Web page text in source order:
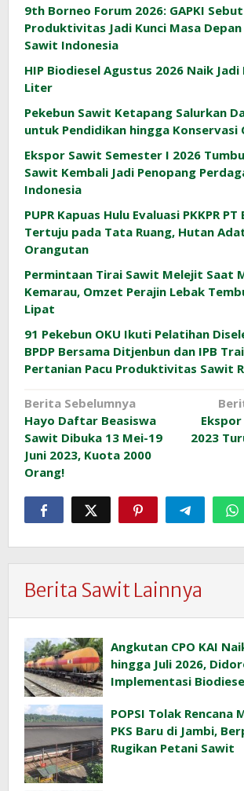
9th Borneo Forum 2026: GAPKI
Produktivitas Jadi Kunci Masa
Sawit Indonesia
HIP Biodiesel Agustus 2026 Naik Jadi
Liter
Pekebun Sawit Ketapang Salurkan
untuk Pendidikan hingga Konservasi
Ekspor Sawit Semester I 2026
Sawit Kembali Jadi Penopang
Indonesia
PUPR Kapuas Hulu Evaluasi PKKPR
Tertuju pada Tata Ruang, Hutan
Orangutan
Permintaan Tirai Sawit Melejit Saat
Kemarau, Omzet Perajin Lebak
Lipat
91 Pekebun OKU Ikuti Pelatihan
BPDP Bersama Ditjenbun dan IPB
Pertanian Pacu Produktivitas Sawit
Navigasi
pos
Berita Sebelumnya
Hayo Daftar Beasiswa
Sawit Dibuka 13 Mei-19
Juni 2023, Kuota 2000
Orang!
2023
Berita Sawit Lainnya
Angkutan CPO KAI
hingga Juli 2026,
Implementasi
POPSI Tolak
PKS Baru di Jambi,
Rugikan Petani Sawit